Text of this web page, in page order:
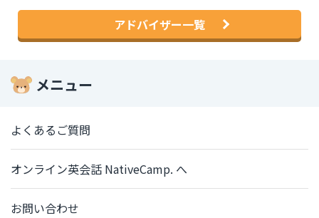
アドバイザー一覧
メニュー
よくあるご質問
オンライン英会話 NativeCamp. へ
お問い合わせ